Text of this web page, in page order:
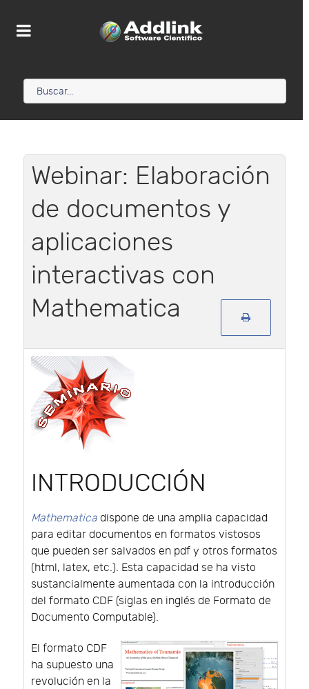
Webinar: Elaboración
de documentos y
aplicaciones
interactivas con
Mathematica
INTRODUCCIÓN
Mathematica dispone de una amplia capacidad
para editar documentos en formatos vistosos
que pueden ser salvados en pdf y otros formatos
(html, latex, etc.). Esta capacidad se ha visto
sustancialmente aumentada con la introducción
del formato CDF (siglas en inglés de Formato de
Documento Computable).
El formato CDF
ha supuesto una
revolución en la